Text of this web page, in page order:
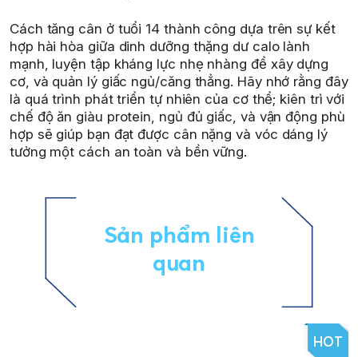
Cách tăng cân ở tuổi 14 thành công dựa trên sự kết
hợp hài hòa giữa dinh dưỡng thặng dư calo lành
mạnh, luyện tập kháng lực nhẹ nhàng để xây dựng
cơ, và quản lý giấc ngủ/căng thẳng. Hãy nhớ rằng đây
là quá trình phát triển tự nhiên của cơ thể; kiên trì với
chế độ ăn giàu protein, ngủ đủ giấc, và vận động phù
hợp sẽ giúp bạn đạt được cân nặng và vóc dáng lý
tưởng một cách an toàn và bền vững.
Sản phẩm liên
quan
HOT